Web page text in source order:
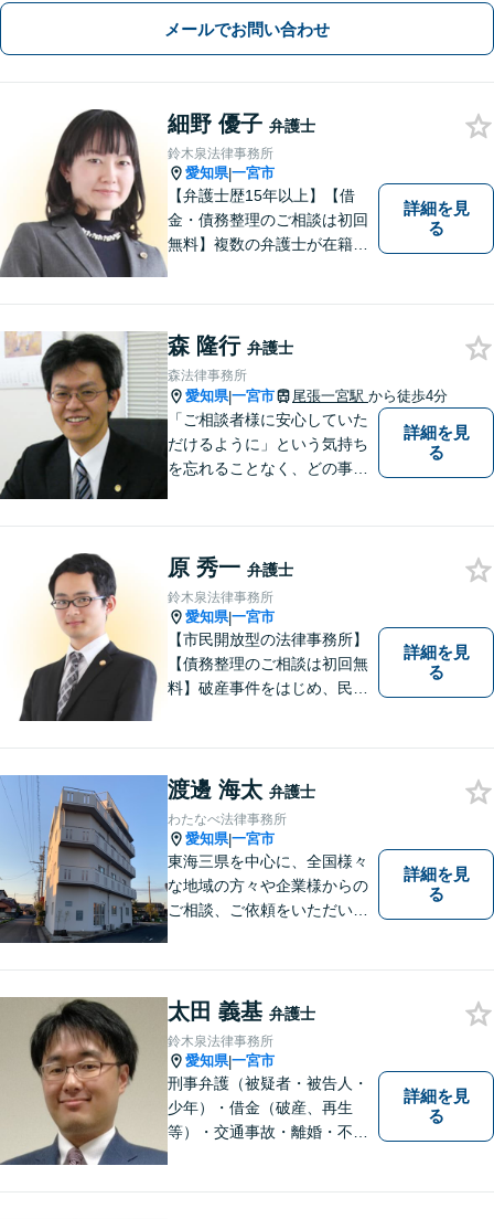
ーズにも対応【完全個室】
メールでお問い合わせ
細野 優子 弁護士
鈴木泉法律事務所
愛知県|一宮市
【弁護士歴15年以上】【借
金・債務整理のご相談は初回
無料】複数の弁護士が在籍し
添うことを大切にしておりま
す。お気軽にご相談ください
【分割払い可】【完全個室】
詳細を見
る
森 隆行 弁護士
森法律事務所
愛知県|一宮市 尾張一宮駅 から徒歩4分
「ご相談者様に安心していた
だけるように」という気持ち
を忘れることなく、どの事件
詳細を見
る
原 秀一 弁護士
鈴木泉法律事務所
愛知県|一宮市
【市民開放型の法律事務所】
【債務整理のご相談は初回無
料】破産事件をはじめ、民事
い」という方も、まずはお気
軽にご相談ください。
詳細を見
る
渡邊 海太 弁護士
わたなべ法律事務所
愛知県|一宮市
東海三県を中心に、全国様々
な地域の方々や企業様からの
ご相談、ご依頼をいただいて
詳細を見
る
太田 義基 弁護士
鈴木泉法律事務所
愛知県|一宮市
刑事弁護（被疑者・被告人・
少年）・借金（破産、再生
等）・交通事故・離婚・不貞
詳細を見
る